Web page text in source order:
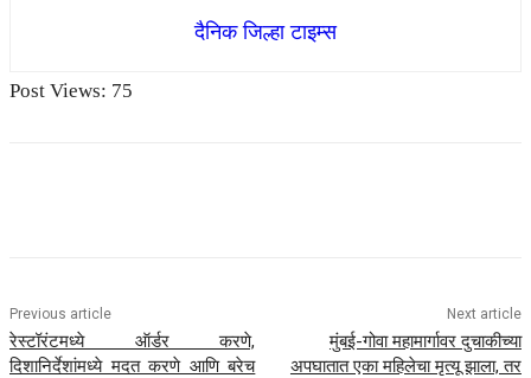
दैनिक जिल्हा टाइम्स
Post Views: 75
Previous article
रेस्टॉरंटमध्ये ऑर्डर करणे,
दिशानिर्देशांमध्ये मदत करणे आणि बरेच
Next article
मुंबई-गोवा महामार्गावर दुचाकीच्या
अपघातात एका महिलेचा मृत्यू झाला, तर